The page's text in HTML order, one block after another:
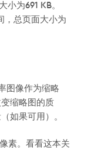
小为691 KB。
，总页面大小为
图像作为缩略
缩略图的质
如果可用）。
素。看看这本关